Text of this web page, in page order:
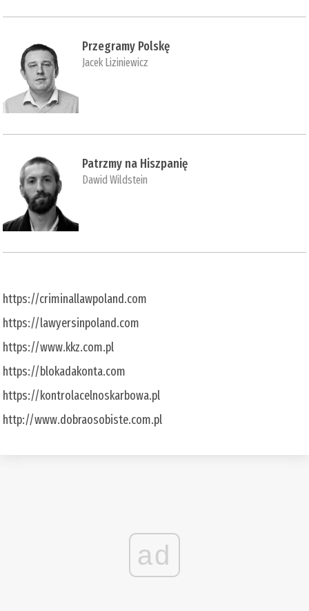
Przegramy Polskę
Jacek Liziniewicz
Patrzmy na Hiszpanię
Dawid Wildstein
https://criminallawpoland.com
https://lawyersinpoland.com
https://www.kkz.com.pl
https://blokadakonta.com
https://kontrolacelnoskarbowa.pl
http://www.dobraosobiste.com.pl
ad